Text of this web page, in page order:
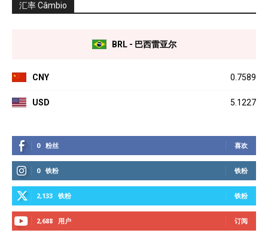
汇率 Câmbio
BRL - 巴西雷亚尔
CNY 0.7589
USD 5.1227
0 粉丝 喜欢
0 铁粉 铁粉
2,133 铁粉 铁粉
2,688 用户 订阅